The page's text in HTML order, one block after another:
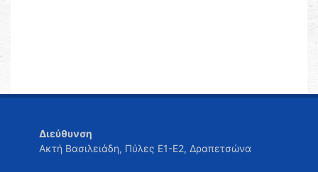
Διεύθυνση
Ακτή Βασιλειάδη, Πύλες Ε1-Ε2, Δραπετσώνα